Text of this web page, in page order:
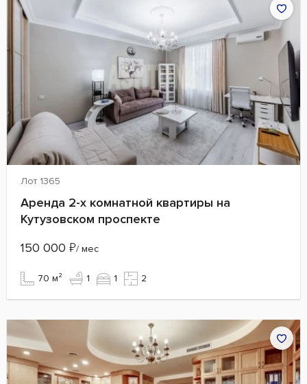
Лот 1365
Аренда 2-х комнатной квартиры на
Кутузовском проспекте
150 000 ₽/ мес
70 м² 1 1 2